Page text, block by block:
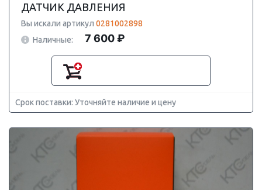
ДАТЧИК ДАВЛЕНИЯ
Вы искали артикул 0281002898
Наличные:
7 600 ₽
Срок поставки: Уточняйте наличие и цену